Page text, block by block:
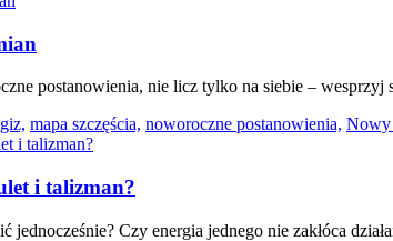
postanowienia, nie licz tylko na siebie – wesprzyj
mapa szczęścia, noworoczne postanowienia, Nowy
i talizman?
jednocześnie? Czy energia jednego nie zakłóca